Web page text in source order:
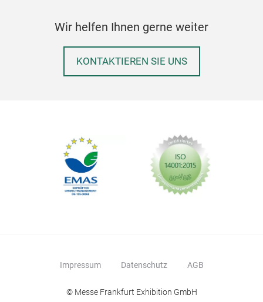
Wir helfen Ihnen gerne weiter
KONTAKTIEREN SIE UNS
Impressum Datenschutz AGB
© Messe Frankfurt Exhibition GmbH